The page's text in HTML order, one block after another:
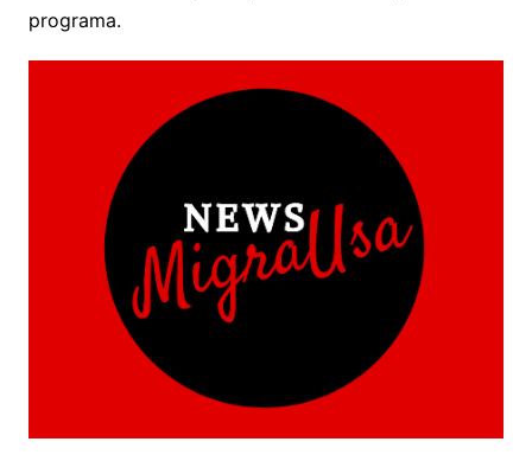
programa.